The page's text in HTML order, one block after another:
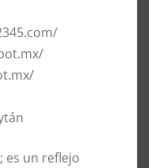
es un reflejo